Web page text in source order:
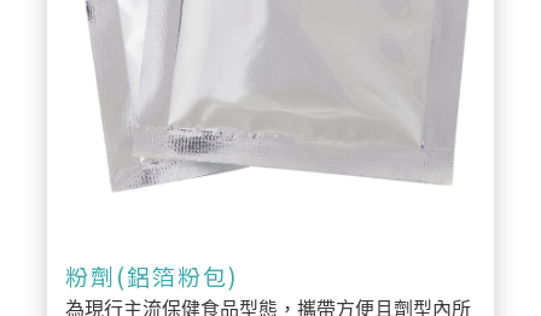
粉劑(鋁箔粉包)
為現行主流保健食品型態，攜帶方便且劑型內所